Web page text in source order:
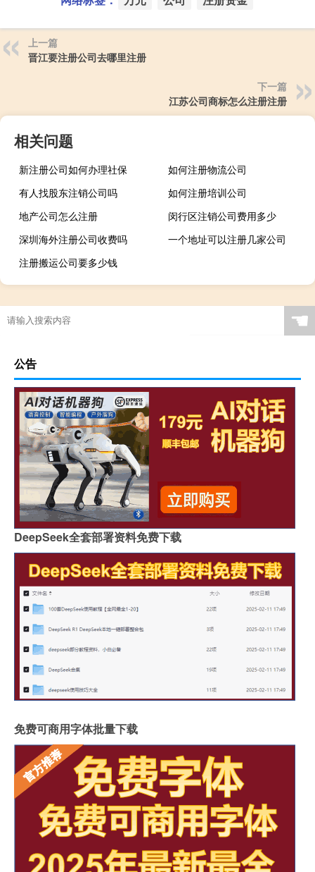
上一篇
晋江要注册公司去哪里注册
下一篇
江苏公司商标怎么注册注册
相关问题
新注册公司如何办理社保
如何注册物流公司
有人找股东注销公司吗
如何注册培训公司
地产公司怎么注册
闵行区注销公司费用多少
深圳海外注册公司收费吗
一个地址可以注册几家公司
注册搬运公司要多少钱
☚
公告
DeepSeek全套部署资料免费下载
免费可商用字体批量下载